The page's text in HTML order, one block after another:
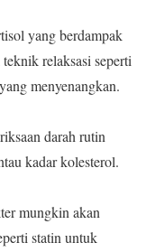
yang berdampak
relaksasi seperti
menyenangkan.
darah rutin
kadar kolesterol.
mungkin akan
statin untuk